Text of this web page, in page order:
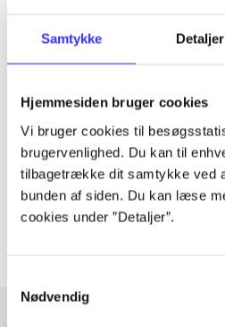
Samtykke Detaljer
Hjemmesiden bruger cookies
Vi bruger cookies til
brugervenlighed. Du kan til
tilbagetrække dit samtykke ved
bunden af siden. Du kan læse
cookies under ”Detaljer”.
Nødvendig
Artiklen er en del af
lorem ipsum dolor sit
Tidsskrift
Artiklerne i handler ofte om